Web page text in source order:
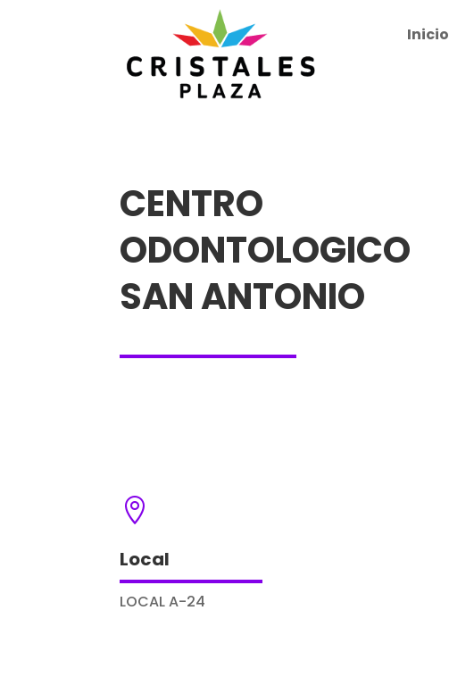
Inicio
CENTRO
ODONTOLOGICO
SAN ANTONIO

Local
LOCAL A-24